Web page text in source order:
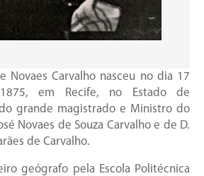
Novaes Carvalho nasceu no dia 17
em Recife, no Estado de
grande magistrado e Ministro do
Novaes de Souza Carvalho e de D.
de Carvalho.
geógrafo pela Escola Politécnica